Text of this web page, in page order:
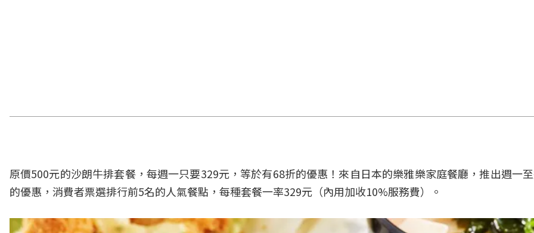
原價500元的沙朗牛排套餐，每週一只要329元，等於有68折的優惠！來自日本的樂雅樂家庭餐廳，推出週一
的優惠，消費者票選排行前5名的人氣餐點，每種套餐一率329元（內用加收10%服務費）。